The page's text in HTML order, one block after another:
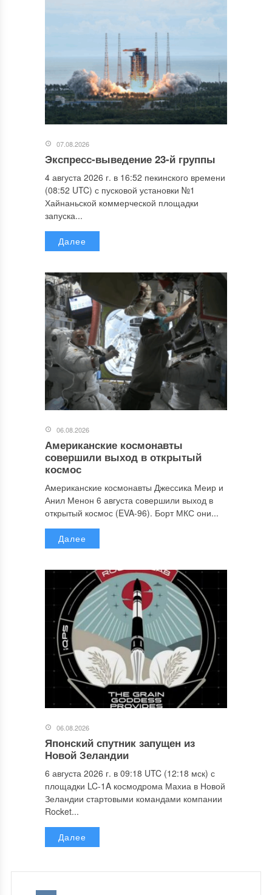
07.08.2026
Экспресс-выведение 23-й группы
4 августа 2026 г. в 16:52 пекинского времени
(08:52 UTC) с пусковой установки №1
Хайнаньской коммерческой площадки
запуска...
Далее
06.08.2026
Американские космонавты
совершили выход в открытый
космос
Американские космонавты Джессика Меир и
Анил Менон 6 августа совершили выход в
открытый космос (EVA-96). Борт МКС они...
Далее
06.08.2026
Японский спутник запущен из
Новой Зеландии
6 августа 2026 г. в 09:18 UTC (12:18 мск) с
площадки LC-1A космодрома Махиа в Новой
Зеландии стартовыми командами компании
Rocket...
Далее